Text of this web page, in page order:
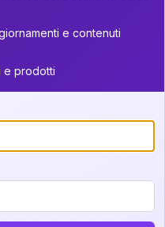
12
14
34-36
e
GRATIS
e contenuti
e prodotti